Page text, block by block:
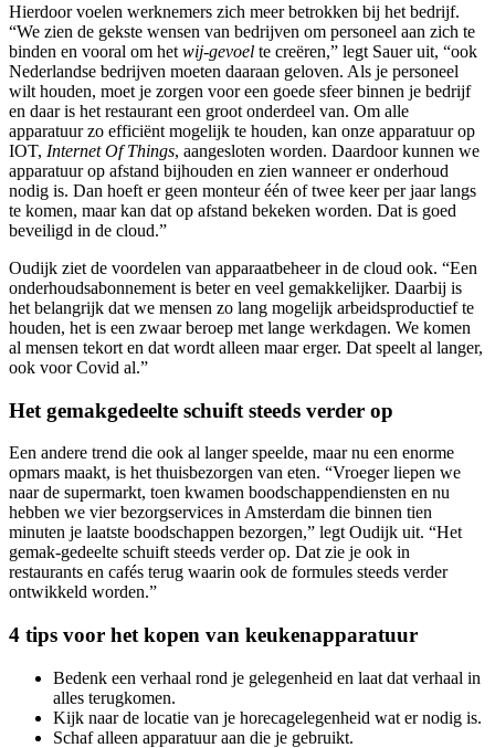
Hierdoor voelen werknemers zich meer betrokken bij het bedrijf.
“We zien de gekste wensen van bedrijven om personeel aan zich te
binden en vooral om het wij-gevoel te creëren,” legt Sauer uit, “ook
Nederlandse bedrijven moeten daaraan geloven. Als je personeel
wilt houden, moet je zorgen voor een goede sfeer binnen je bedrijf
en daar is het restaurant een groot onderdeel van. Om alle
apparatuur zo efficiënt mogelijk te houden, kan onze apparatuur op
IOT, Internet Of Things, aangesloten worden. Daardoor kunnen we
apparatuur op afstand bijhouden en zien wanneer er onderhoud
nodig is. Dan hoeft er geen monteur één of twee keer per jaar langs
te komen, maar kan dat op afstand bekeken worden. Dat is goed
beveiligd in de cloud.”
Oudijk ziet de voordelen van apparaatbeheer in de cloud ook. “Een
onderhoudsabonnement is beter en veel gemakkelijker. Daarbij is
het belangrijk dat we mensen zo lang mogelijk arbeidsproductief te
houden, het is een zwaar beroep met lange werkdagen. We komen
al mensen tekort en dat wordt alleen maar erger. Dat speelt al langer,
ook voor Covid al.”
Het gemakgedeelte schuift steeds verder op
Een andere trend die ook al langer speelde, maar nu een enorme
opmars maakt, is het thuisbezorgen van eten. “Vroeger liepen we
naar de supermarkt, toen kwamen boodschappendiensten en nu
hebben we vier bezorgservices in Amsterdam die binnen tien
minuten je laatste boodschappen bezorgen,” legt Oudijk uit. “Het
gemak-gedeelte schuift steeds verder op. Dat zie je ook in
restaurants en cafés terug waarin ook de formules steeds verder
ontwikkeld worden.”
4 tips voor het kopen van keukenapparatuur
Bedenk een verhaal rond je gelegenheid en laat dat verhaal in
alles terugkomen.
Kijk naar de locatie van je horecagelegenheid wat er nodig is.
Schaf alleen apparatuur aan die je gebruikt.